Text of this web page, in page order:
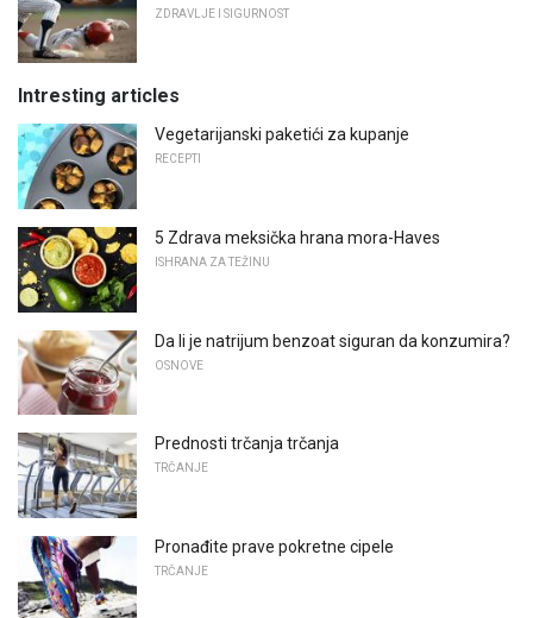
ZDRAVLJE I SIGURNOST
Intresting articles
Vegetarijanski paketići za kupanje
RECEPTI
5 Zdrava meksička hrana mora-Haves
ISHRANA ZA TEŽINU
Da li je natrijum benzoat siguran da konzumira?
OSNOVE
Prednosti trčanja trčanja
TRČANJE
Pronađite prave pokretne cipele
TRČANJE